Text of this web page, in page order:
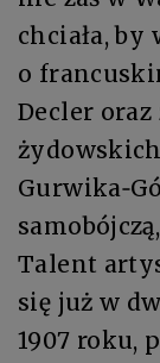
chciała,
o
Decler oraz
Talent
się już w
1907 roku,